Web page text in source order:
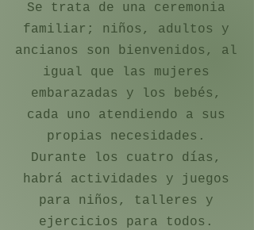
Se trata de una ceremonia
familiar; niños, adultos y
ancianos son bienvenidos, al
igual que las mujeres
embarazadas y los bebés,
cada uno atendiendo a sus
propias necesidades.
Durante los cuatro días,
habrá actividades y juegos
para niños, talleres y
ejercicios para todos.